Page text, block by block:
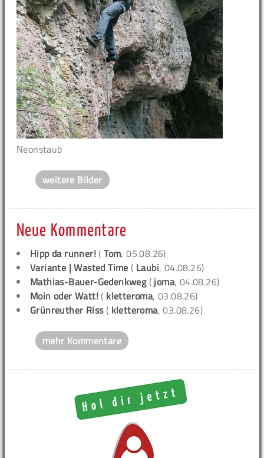
Neonstaub
weitere Bilder
Neue Kommentare
Hipp da runner! (Tom, 05.08.26)
Variante | Wasted Time ( Laubi, 04.08.26)
Mathias-Bauer-Gedenkweg( joma, 04.08.26)
Moin oder Watt! ( kletteroma, 03.08.26)
Grünreuther Riss( kletteroma, 03.08.26)
mehr Kommentare